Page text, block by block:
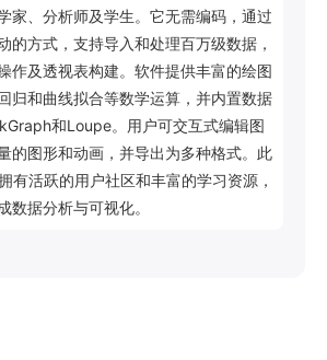
家、分析师及学生。它无需编码，通过
的方式，支持导入和处理百万级数据，
作及透视表构建。软件提供丰富的绘图
归和曲线拟合等数学运算，并内置数据
和Loupe。用户可交互式编辑图
的图形和动画，并导出为多种格式。此
有活跃的用户社区和丰富的学习资源，
数据分析与可视化。